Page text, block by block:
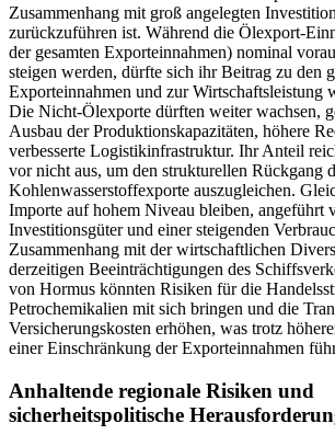
Zusammenhang mit groß angelegten
zurückzuführen ist. Während die Ölexport-
der gesamten Exporteinnahmen) nominal
steigen werden, dürfte sich ihr Beitrag zu den
Exporteinnahmen und zur Wirtschaftsleistung
Die Nicht-Ölexporte dürften weiter wachsen,
Ausbau der Produktionskapazitäten, höhere
verbesserte Logistikinfrastruktur. Ihr Anteil
vor nicht aus, um den strukturellen Rückgang
Kohlenwasserstoffexporte auszugleichen.
Importe auf hohem Niveau bleiben, angeführt
Investitionsgüter und einer steigenden
Zusammenhang mit der wirtschaftlichen
derzeitigen Beeinträchtigungen des
von Hormus könnten Risiken für die
Petrochemikalien mit sich bringen und die
Versicherungskosten erhöhen, was trotz
einer Einschränkung der Exporteinnahmen
Anhaltende regionale Risiken und
sicherheitspolitische